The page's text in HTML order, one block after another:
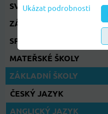
SVATÝ VÁCLAV
ZÁPIS 2028
SPU
MATEŘSKÉ ŠKOLY
ZÁKLADNÍ ŠKOLY
ČESKÝ JAZYK
ANGLICKÝ JAZYK
Ukázat podrobnosti